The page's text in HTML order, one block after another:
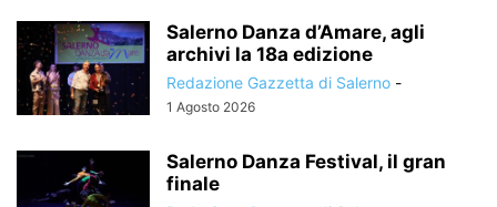
Salerno Danza d’Amare, agli
archivi la 18a edizione
Redazione Gazzetta di Salerno -
1 Agosto 2026
Salerno Danza Festival, il gran
finale